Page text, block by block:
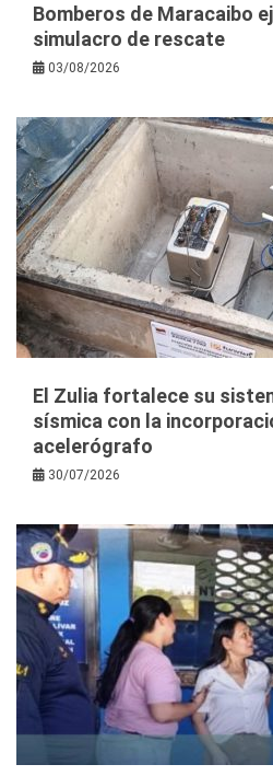
Bomberos de Maracaibo
simulacro de rescate
03/08/2026
El Zulia fortalece su
sísmica con la
acelerógrafo
30/07/2026